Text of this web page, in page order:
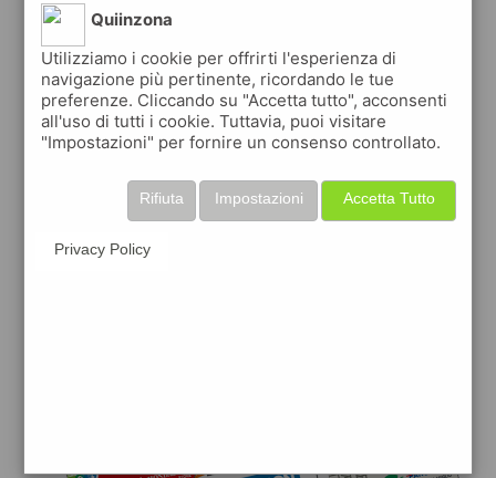
quiinzona è una app
gratuita
che ti aiuta se cerchi 'un'app per ottica
novoli ? ' e che ti premia ogni volta che la
usi
raccogli punti da convertire inbuoni sconto
o gift card
per fare la spesa, fare
Quiinzona
Utilizziamo i cookie per offrirti l'esperienza di
navigazione più pertinente, ricordando le tue
preferenze. Cliccando su "Accetta tutto", acconsenti
all'uso di tutti i cookie. Tuttavia, puoi visitare
"Impostazioni" per fornire un consenso controllato.
Accetta Tutto
Impostazioni
Rifiuta
Privacy Policy